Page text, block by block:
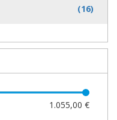
(16)
1.055,00 €